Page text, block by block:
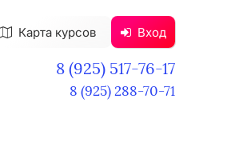
Карта курсов Вход
8 (925) 517-76-17
8 (925) 288-70-71